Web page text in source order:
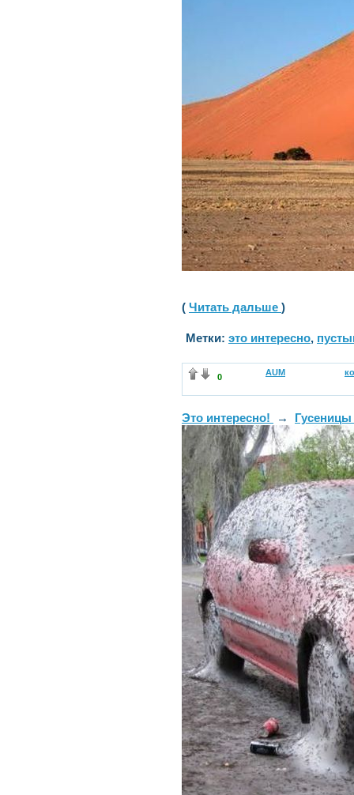
( Читать дальше )
Метки: это интересно,
0 AUM
Это интересно! → Гусеницы